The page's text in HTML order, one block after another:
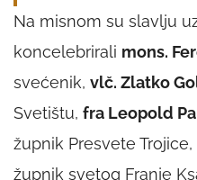
Na misnom su slavlju
koncelebrirali mons.
svećenik, vlč. Zlatko
Svetištu, fra Leopold
župnik Presvete Trojice,
župnik svetog Franje